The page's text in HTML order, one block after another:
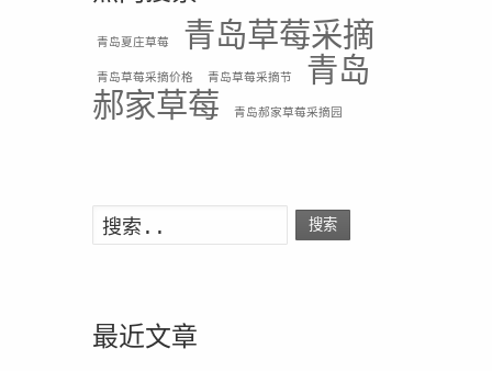
青岛夏庄草莓 青岛草莓采摘
青岛草莓采摘价格 青岛草莓采摘节
青岛
郝家草莓
青岛郝家草莓采摘园
搜索
最近文章